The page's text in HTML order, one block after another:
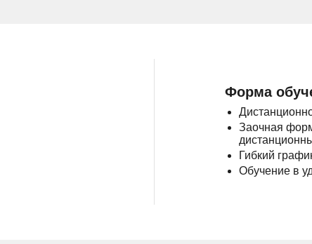
Форма
Заочная
Гибкий
Обучение в